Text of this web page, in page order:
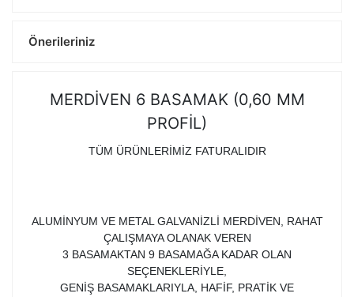
Önerileriniz
MERDİVEN 6 BASAMAK (0,60 MM
PROFİL)
TÜM ÜRÜNLERİMİZ FATURALIDIR
ALUMİNYUM VE METAL GALVANİZLİ MERDİVEN, RAHAT
ÇALIŞMAYA OLANAK VEREN
3 BASAMAKTAN 9 BASAMAĞA KADAR OLAN
SEÇENEKLERİYLE,
GENİŞ BASAMAKLARIYLA, HAFİF, PRATİK VE